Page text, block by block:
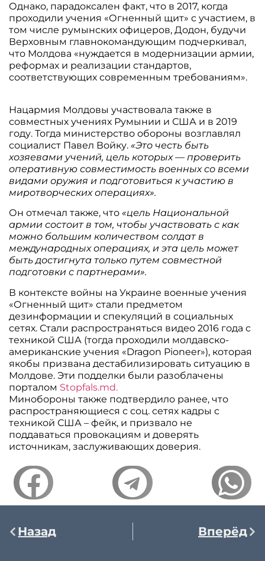
Однако, парадоксален факт, что в 2017, когда
проходили учения «Огненный щит» с участием, в
том числе румынских офицеров, Додон, будучи
Верховным главнокомандующим подчеркивал,
что Молдова «нуждается в модернизации армии,
реформах и реализации стандартов,
соответствующих современным требованиям».
Нацармия Молдовы участвовала также в
совместных учениях Румынии и США и в 2019
году. Тогда министерство обороны возглавлял
социалист Павел Войку. «Это честь быть
хозяевами учений, цель которых — проверить
оперативную совместимость военных со всеми
видами оружия и подготовиться к участию в
миротворческих операциях».
Он отмечал также, что «цель Национальной
армии состоит в том, чтобы участвовать с как
можно большим количеством солдат в
международных операциях, и эта цель может
быть достигнута только путем совместной
подготовки с партнерами».
В контексте войны на Украине военные учения
«Огненный щит» стали предметом
дезинформации и спекуляций в социальных
сетях. Стали распространяться видео 2016 года с
техникой США (тогда проходили молдавско-
американские учения «Dragon Pioneer»), которая
якобы призвана дестабилизировать ситуацию в
Молдове. Эти подделки были разоблачены
порталом Stopfals.md.
Минобороны также подтвердило ранее, что
распространяющиеся с соц. сетях кадры с
техникой США – фейк, и призвало не
поддаваться провокациям и доверять
источникам, заслуживающих доверия.
Назад Вперёд